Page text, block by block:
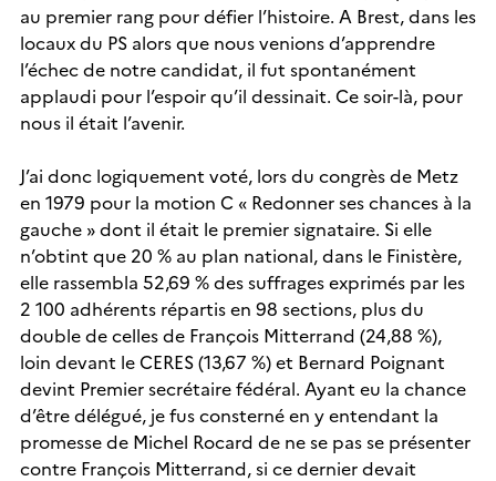
au premier rang pour défier l’histoire. A Brest, dans les
locaux du PS alors que nous venions d’apprendre
l’échec de notre candidat, il fut spontanément
applaudi pour l’espoir qu’il dessinait. Ce soir-là, pour
nous il était l’avenir.
J’ai donc logiquement voté, lors du congrès de Metz
en 1979 pour la motion C « Redonner ses chances à la
gauche » dont il était le premier signataire. Si elle
n’obtint que 20 % au plan national, dans le Finistère,
elle rassembla 52,69 % des suffrages exprimés par les
2 100 adhérents répartis en 98 sections, plus du
double de celles de François Mitterrand (24,88 %),
loin devant le CERES (13,67 %) et Bernard Poignant
devint Premier secrétaire fédéral. Ayant eu la chance
d’être délégué, je fus consterné en y entendant la
promesse de Michel Rocard de ne se pas se présenter
contre François Mitterrand, si ce dernier devait